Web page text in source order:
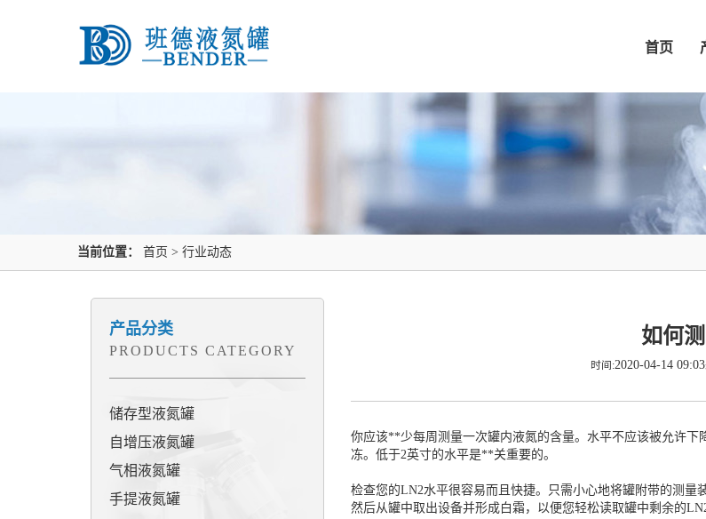
首页
当前位置： 首页 > 行业动态
产品分类
PRODUCTS CATEGORY
储存型液氮罐
自增压液氮罐
气相液氮罐
手提液氮罐
如何
时间:2020-04-14 09:03
你应该**少每周测量一次罐内液氮的含量。水平不应该被允许
冻。低于2英寸的水平是**关重要的。
检查您的LN2水平很容易而且快捷。只需小心地将罐附带的测量
然后从罐中取出设备并形成白霜，以便您轻松读取罐中剩余的